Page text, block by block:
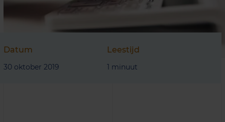
Datum
30 oktober 2019
Leestijd
1 minuut